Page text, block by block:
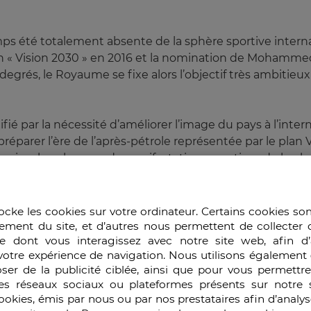
été totalement absente de la sphère sportive
Vision 2030 » en 2016 et la nomination de
le Royaume se fixe alors l’objectif très
par la nécessité d’améliorer l’image du pays à
l’ère de l’après-pétrole représentée par le
les plus grands manifestations sportives de la
a tiré a été très largement entamé par un accueil
des considérations
Saoudite était principalement justifié par la
les cookies sur votre ordinateur. Certains cookies
du site, et d’autres nous permettent de collecter
dont vous interagissez avec notre site web, afin
expérience de navigation. Nous utilisons
de la publicité ciblée, ainsi que pour vous
réseaux sociaux ou plateformes présents sur notre
émis par nous ou par nos prestataires afin